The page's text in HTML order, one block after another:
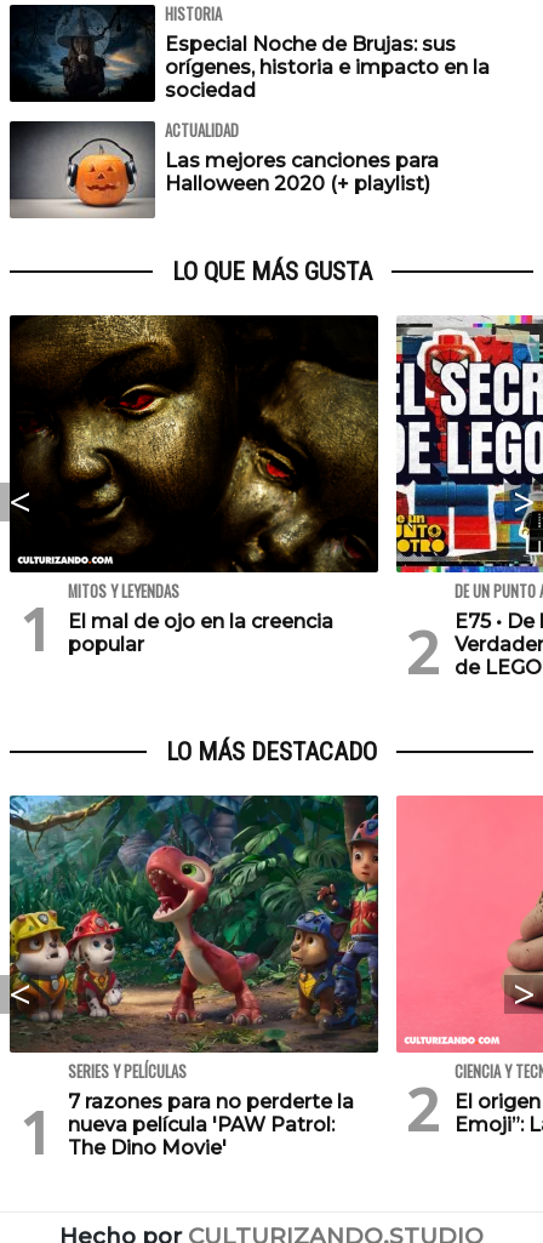
HISTORIA
Especial Noche de Brujas: sus
orígenes, historia e impacto en la
sociedad
ACTUALIDAD
Las mejores canciones para
Halloween 2020 (+ playlist)
LO QUE MÁS GUSTA
MITOS Y LEYENDAS
El mal de ojo en la creencia
popular
DE UN PUNTO
E75 •
de
LO MÁS DESTACADO
SERIES Y PELÍCULAS
7 razones para no perderte la
nueva película 'PAW Patrol:
The Dino Movie'
CIENCIA Y
El
Emoji”:
Hecho por CULTURIZANDO.STUDIO